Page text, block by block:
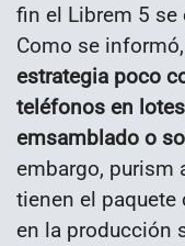
fin el Librem 5 se
Como se informó,
estrategia poco
teléfonos en
emsamblado o
embargo, purism
tienen el
en la producción